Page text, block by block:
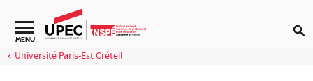
Aller au contenu
MENU
Université Paris-Est Créteil